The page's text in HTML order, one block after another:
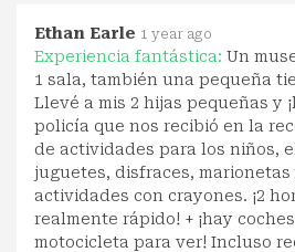
Ethan Earle 1 year ago
Experiencia fantástica: Un
1 sala, también una pequeña
Llevé a mis 2 hijas pequeñas y
policía que nos recibió en la
de actividades para los niños,
juguetes, disfraces, marionetas
actividades con crayones. ¡2
realmente rápido! + ¡hay
motocicleta para ver! Incluso